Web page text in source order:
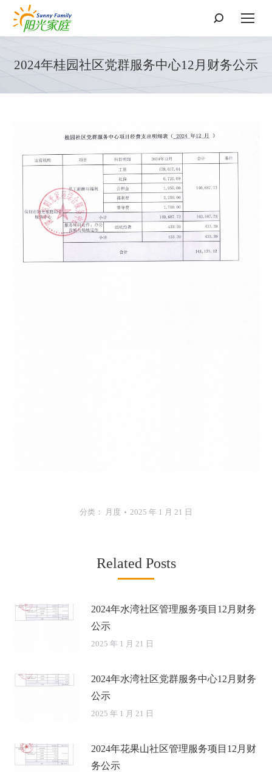
搜
索：
2024年桂园社区党群服务中心12月财务公示
分类： 月度 2025 年 1 月 21 日
Related Posts
2024年水湾社区管理服务项目12月财务
公示
2025 年 1 月 21 日
2024年水湾社区党群服务中心12月财务
公示
2025 年 1 月 21 日
2024年花果山社区管理服务项目12月财
务公示